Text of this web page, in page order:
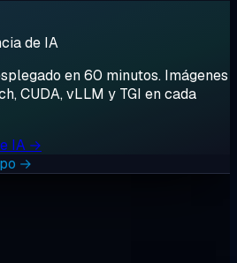
de IA
en 60 minutos. Imágenes
CUDA, vLLM y TGI en cada
IA →
→